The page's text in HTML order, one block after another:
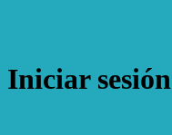
Iniciar sesión